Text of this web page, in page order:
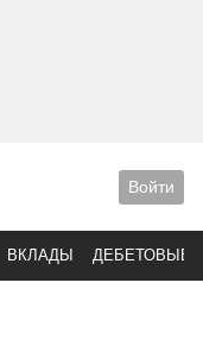
Войти
ВКЛАДЫ ДЕБЕТОВЫЕ